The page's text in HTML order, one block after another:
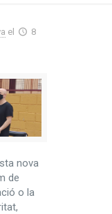
el
8
nova
de
o la